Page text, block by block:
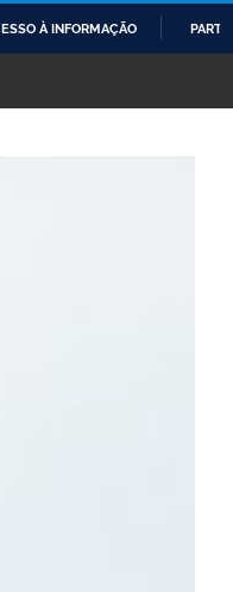
À INFORMAÇÃO